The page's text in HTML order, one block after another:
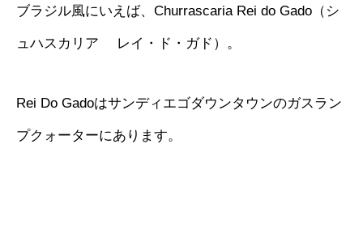
ブラジル風にいえば、Churrascaria Rei do Gado（シ
ュハスカリア レイ・ド・ガド）。
Rei Do Gadoはサンディエゴダウンタウンのガスラン
プクォーターにあります。